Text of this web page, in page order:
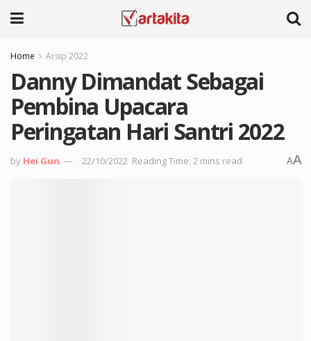
Home Arsip 2022
Danny Dimandat Sebagai
Pembina Upacara
Peringatan Hari Santri 2022
by Hei Gun 22/10/2022 Reading Time: 2 mins read AA